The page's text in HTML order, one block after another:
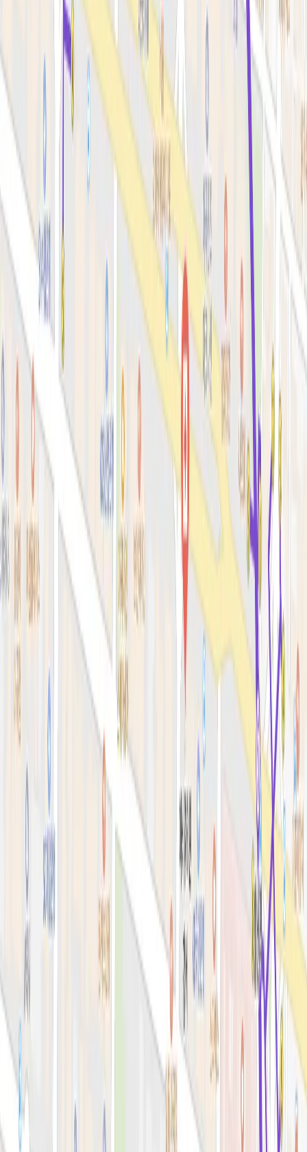
색소·모공·여드름
피부 고민별 가이드
시술&가격